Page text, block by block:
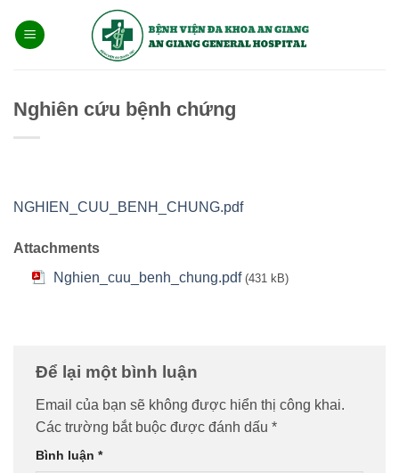
qua
Nghiên cứu bệnh chứng
NGHIEN_CUU_BENH_CHUNG.pdf
Attachments
Nghien_cuu_benh_chung.pdf (431 kB)
Để lại một bình luận
Email của bạn sẽ không được hiển thị công khai.
Các trường bắt buộc được đánh dấu *
Bình luận *